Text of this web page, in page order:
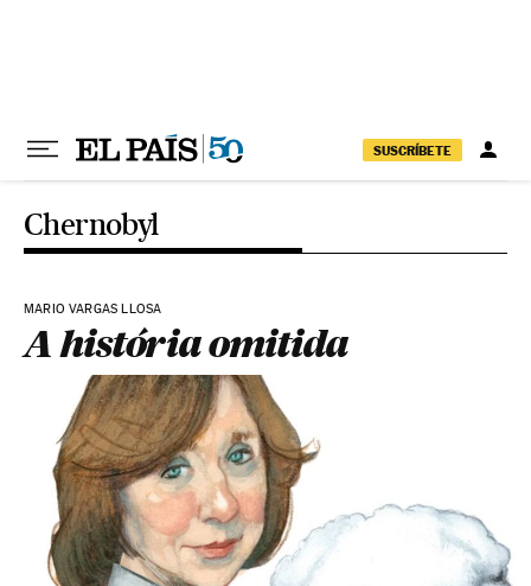
SUSCRÍBETE
Chernobyl
MARIO VARGAS LLOSA
A história omitida